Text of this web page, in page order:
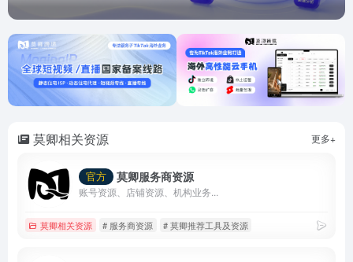
莫卿相关资源 更多+
官方 莫卿服务商资源
账号资源、店铺资源、机构业务...
莫卿相关资源 # 服务商资源 # 莫卿推荐工具及资源